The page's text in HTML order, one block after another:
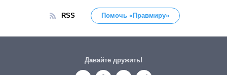
RSS Помочь «Правмиру»
Давайте дружить!